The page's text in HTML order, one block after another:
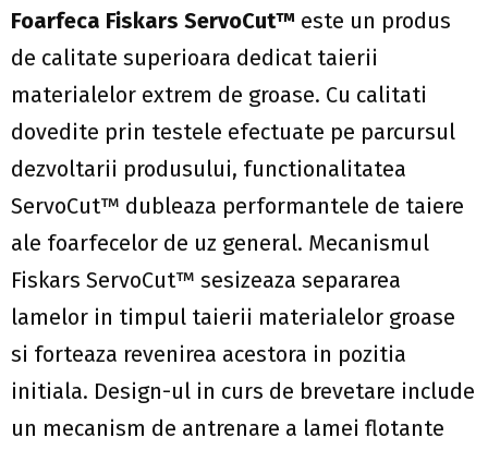
Foarfeca Fiskars ServoCut™ este un produs
de calitate superioara dedicat taierii
materialelor extrem de groase. Cu calitati
dovedite prin testele efectuate pe parcursul
dezvoltarii produsului, functionalitatea
ServoCut™ dubleaza performantele de taiere
ale foarfecelor de uz general. Mecanismul
Fiskars ServoCut™ sesizeaza separarea
lamelor in timpul taierii materialelor groase
si forteaza revenirea acestora in pozitia
initiala. Design-ul in curs de brevetare include
un mecanism de antrenare a lamei flotante